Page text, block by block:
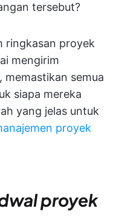
tersebut?
ringkasan proyek
mengirim
semua
siapa mereka
yang jelas untuk
proyek
proyek